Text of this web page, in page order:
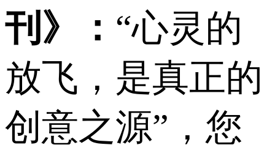
刊》： “心灵的
放飞，是真正的
创意之源”，您